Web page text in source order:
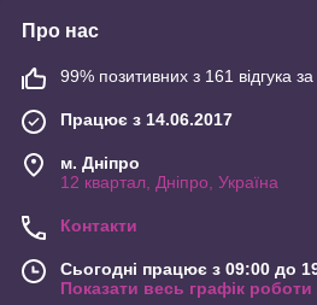
Про нас
99% позитивних з 161 відгука за
Працює з 14.06.2017
м. Дніпро
12 квартал, Дніпро, Україна
Контакти
Сьогодні працює з 09:00 до
Показати весь графік роботи